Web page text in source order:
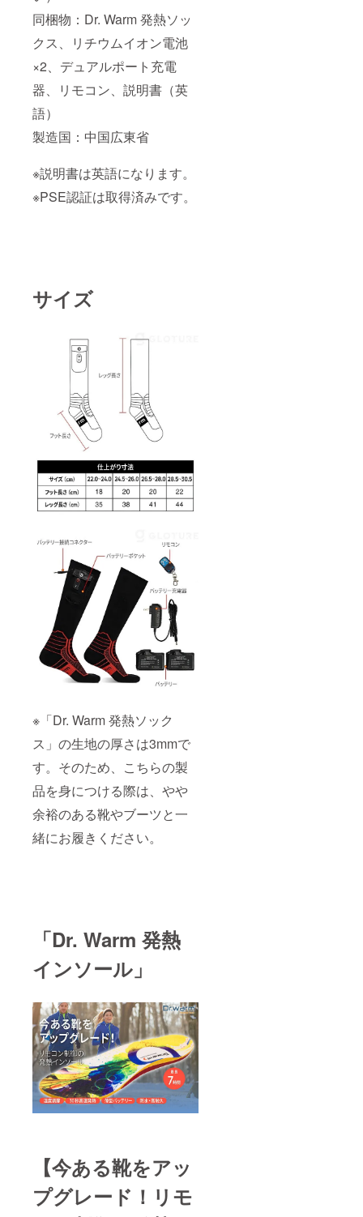
同梱物：Dr. Warm 発熱ソッ
クス、リチウムイオン電池
×2、デュアルポート充電
器、リモコン、説明書（英
語）
製造国：中国広東省
※説明書は英語になります。
※PSE認証は取得済みです。
サイズ
※「Dr. Warm 発熱ソック
ス」の生地の厚さは3mmで
す。そのため、こちらの製
品を身につける際は、やや
余裕のある靴やブーツと一
緒にお履きください。
「Dr. Warm 発熱
インソール」
【今ある靴をアッ
プグレード！リモ